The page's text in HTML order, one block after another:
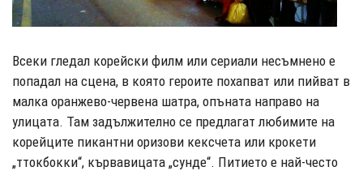
Всеки гледал корейски филм или сериали несъмнено е
попадал на сцена, в която героите похапват или пийват в
малка оранжево-червена шатра, опъната направо на
улицата. Там задължително се предлагат любимите на
корейците пикантни оризови кексчета или крокети
„ттокбокки“, кървавицата „сунде“. Питието е най-често